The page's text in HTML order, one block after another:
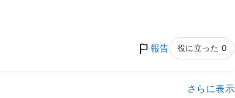
報告 役に立った 0
さらに表示